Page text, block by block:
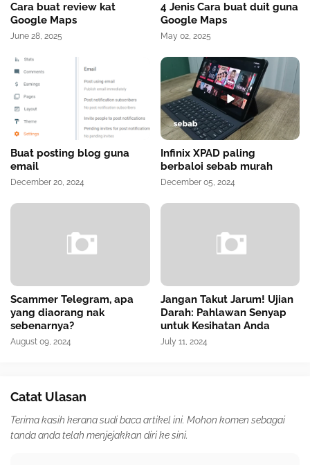
Cara buat review kat
Google Maps
June 28, 2025
4 Jenis Cara buat duit guna
Google Maps
May 02, 2025
Buat posting blog guna
email
December 20, 2024
Infinix XPAD paling
berbaloi sebab murah
December 05, 2024
Scammer Telegram, apa
yang diaorang nak
sebenarnya?
August 09, 2024
Jangan Takut Jarum! Ujian
Darah: Pahlawan Senyap
untuk Kesihatan Anda
July 11, 2024
Catat Ulasan
Terima kasih kerana sudi baca artikel ini. Mohon komen sebagai
tanda anda telah menjejakkan diri ke sini.